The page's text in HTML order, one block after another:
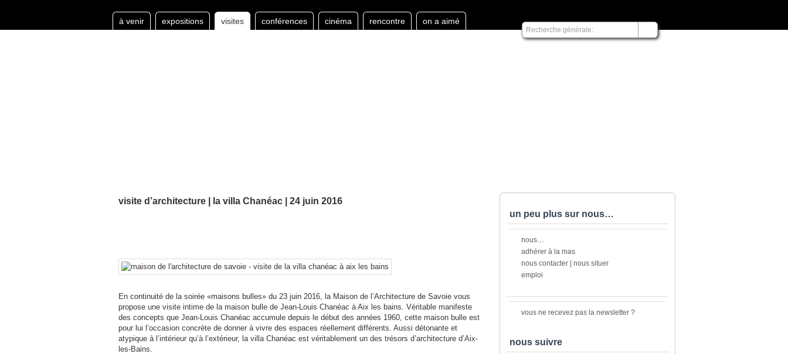
à venir expositions visites conférences cinéma rencontre on a aimé
visite d’architecture | la villa Chanéac | 24 juin 2016
En continuité de la soirée «maisons bulles» du 23 juin 2016, la Maison de l’Architecture de Savoie vous
propose une visite intime de la maison bulle de Jean-Louis Chanéac à Aix les bains. Véritable manifeste
des concepts que Jean-Louis Chanéac accumule depuis le début des années 1960, cette maison bulle est
pour lui l’occasion concrète de donner à vivre des espaces réellement différents. Aussi détonante et
atypique à l’intérieur qu’à l’extérieur, la villa Chanéac est véritablement un des trésors d’architecture d’Aix-
les-Bains.
un peu plus sur nous…
nous…
adhérer à la mas
nous contacter | nous situer
emploi
vous ne recevez pas la newsletter ?
nous suivre